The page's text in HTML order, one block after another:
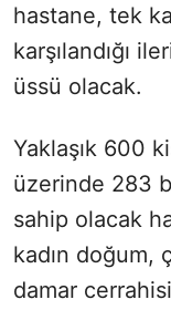
hastane, tek
karşılandığı
üssü olacak.
Yaklaşık 600
üzerinde 283
sahip olacak
kadın doğum,
damar